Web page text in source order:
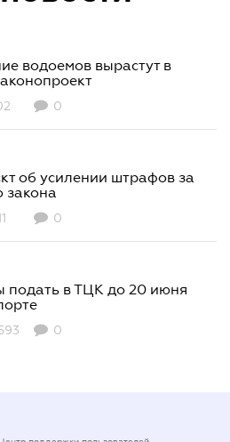
водоемов вырастут в
0
об усилении штрафов за
закона
0
подать в ТЦК до 20 июня
0